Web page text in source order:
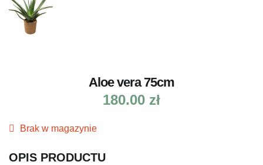
Aloe vera 75cm
180.00 zł
Brak w magazynie
OPIS PRODUCTU